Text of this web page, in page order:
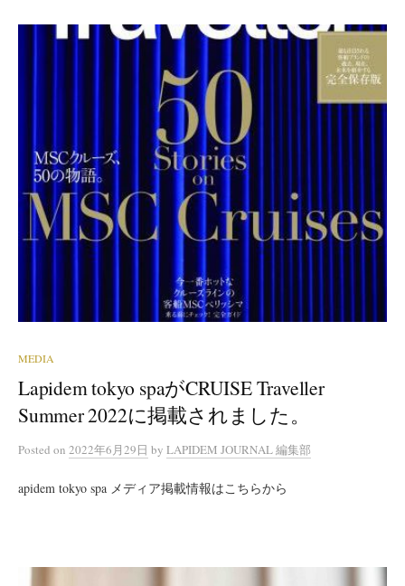
MEDIA
Lapidem tokyo spaがCRUISE Traveller
Summer 2022に掲載されました。
Posted on 2022年6月29日 by LAPIDEM JOURNAL 編集部
apidem tokyo spa メディア掲載情報はこちらから